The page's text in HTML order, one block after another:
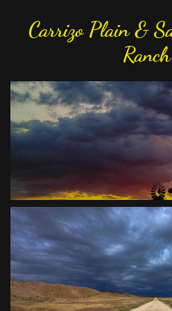
Carrizo Plain &